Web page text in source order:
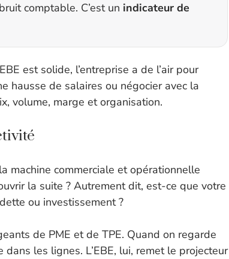
comptable. C’est un indicateur de
est solide, l’entreprise a de l’air pour
hausse de salaires ou négocier avec la
volume, marge et organisation.
machine commerciale et opérationnelle
la suite ? Autrement dit, est-ce que votre
ou investissement ?
de PME et de TPE. Quand on regarde
les lignes. L’EBE, lui, remet le projecteur